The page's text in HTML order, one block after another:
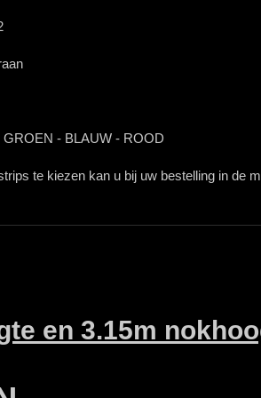
- BLAUW - ROOD
te kiezen kan u bij uw bestelling in de
en 3.15m